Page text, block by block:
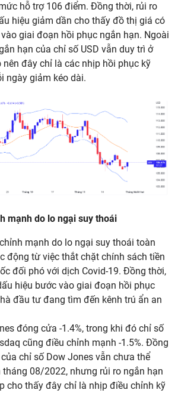
hỗ trợ 106 điểm. Đồng thời, rủi ro
hiệu giảm dần cho thấy đồ thị giá có
giai đoạn hồi phục ngắn hạn. Ngoài
hạn của chỉ số USD vẫn duy trì ở
nên đây chỉ là các nhịp hồi phục kỹ
ngày giảm kéo dài.
mạnh do lo ngại suy thoái
mạnh do lo ngại suy thoái toàn
động từ việc thắt chặt chính sách tiền
đối phó với dịch Covid-19. Đồng thời,
hiệu bước vào giai đoạn hồi phục
đầu tư đang tìm đến kênh trú ẩn an
đóng cửa -1.4%, trong khi đó chỉ số
cũng điều chỉnh mạnh -1.5%. Đồng
chỉ số Dow Jones vẫn chưa thể
08/2022, nhưng rủi ro ngắn hạn
cho thấy đây chỉ là nhịp điều chỉnh kỹ